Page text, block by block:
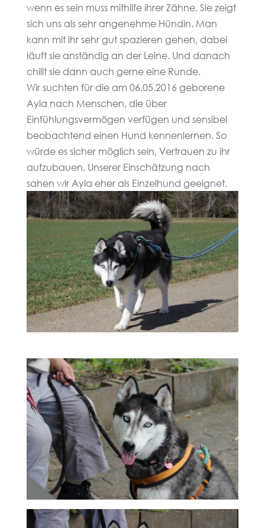
wenn es sein muss mithilfe ihrer Zähne. Sie zeigt
sich uns als sehr angenehme Hündin. Man
kann mit ihr sehr gut spazieren gehen, dabei
läuft sie anständig an der Leine. Und danach
chillt sie dann auch gerne eine Runde.
Wir suchten für die am 06.05.2016 geborene
Ayla nach Menschen, die über
Einfühlungsvermögen verfügen und sensibel
beobachtend einen Hund kennenlernen. So
würde es sicher möglich sein, Vertrauen zu ihr
aufzubauen. Unserer Einschätzung nach
sahen wir Ayla eher als Einzelhund geeignet.